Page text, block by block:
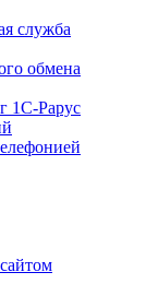
служба
обмена
1С-Рарус